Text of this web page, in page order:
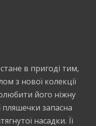
в пригоді тим,
з нової колекції
його ніжну
пляшечки запасна
насадки. Її